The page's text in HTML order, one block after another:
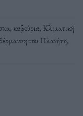
,καβούρια, Κλιματική
του Πλανήτη,